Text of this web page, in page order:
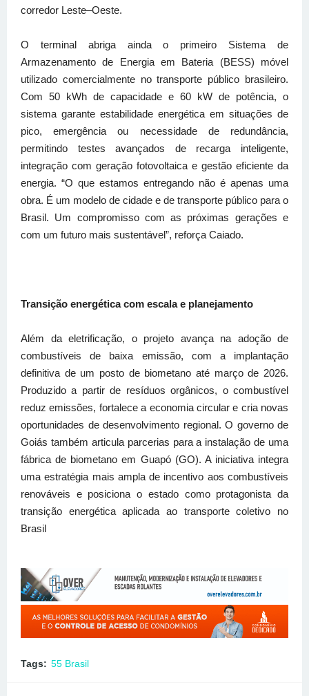
corredor Leste–Oeste.
O terminal abriga ainda o primeiro Sistema de
Armazenamento de Energia em Bateria (BESS) móvel
utilizado comercialmente no transporte público brasileiro.
Com 50 kWh de capacidade e 60 kW de potência, o
sistema garante estabilidade energética em situações de
pico, emergência ou necessidade de redundância,
permitindo testes avançados de recarga inteligente,
integração com geração fotovoltaica e gestão eficiente da
energia. “O que estamos entregando não é apenas uma
obra. É um modelo de cidade e de transporte público para o
Brasil. Um compromisso com as próximas gerações e
com um futuro mais sustentável”, reforça Caiado.
Transição energética com escala e planejamento
Além da eletrificação, o projeto avança na adoção de
combustíveis de baixa emissão, com a implantação
definitiva de um posto de biometano até março de 2026.
Produzido a partir de resíduos orgânicos, o combustível
reduz emissões, fortalece a economia circular e cria novas
oportunidades de desenvolvimento regional. O governo de
Goiás também articula parcerias para a instalação de uma
fábrica de biometano em Guapó (GO). A iniciativa integra
uma estratégia mais ampla de incentivo aos combustíveis
renováveis e posiciona o estado como protagonista da
transição energética aplicada ao transporte coletivo no
Brasil
Tags: 55 Brasil